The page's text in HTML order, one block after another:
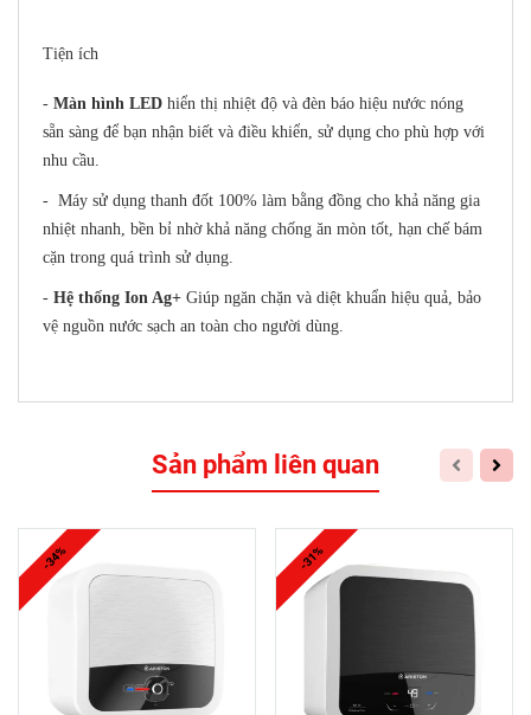
Tiện ích
- Màn hình LED hiển thị nhiệt độ và đèn báo hiệu nước nóng
sẵn sàng để bạn nhận biết và điều khiển, sử dụng cho phù hợp với
nhu cầu.
- Máy sử dụng thanh đốt 100% làm bằng đồng cho khả năng gia
nhiệt nhanh, bền bỉ nhờ khả năng chống ăn mòn tốt, hạn chế bám
cặn trong quá trình sử dụng.
- Hệ thống Ion Ag+ Giúp ngăn chặn và diệt khuẩn hiệu quả, bảo
vệ nguồn nước sạch an toàn cho người dùng.
Sản phẩm liên quan
-34% -31%